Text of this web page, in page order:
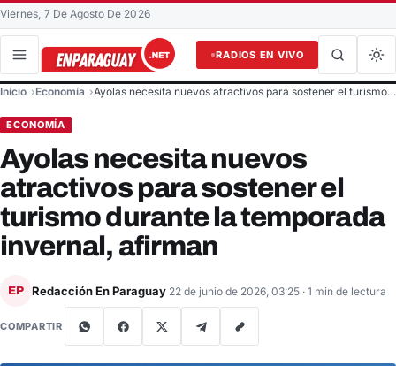
Viernes, 7 De Agosto De 2026
RADIOS EN VIVO
Buscar en el sitio
Inicio Economía Ayolas necesita nuevos atractivos para sostener el turismo…
ECONOMÍA
Ayolas necesita nuevos
atractivos para sostener el
turismo durante la temporada
invernal, afirman
EP Redacción En Paraguay 22 de junio de 2026, 03:25 · 1 min de lectura
COMPARTIR